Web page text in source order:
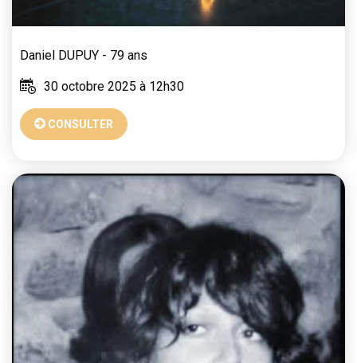
Daniel DUPUY - 79 ans
30 octobre 2025 à 12h30
CONSULTER